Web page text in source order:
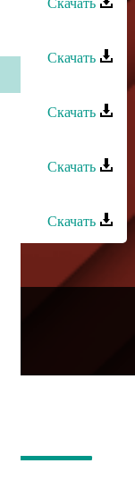
Скачать
Скачать
Скачать
Скачать
Скачать